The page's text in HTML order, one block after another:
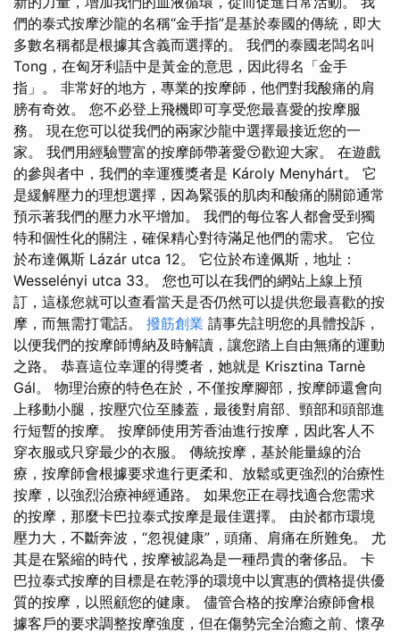
們的泰式按摩沙龍的名稱“金手指”是基於泰國的傳統，即大
多數名稱都是根據其含義而選擇的。 我們的泰國老闆名叫
Tong，在匈牙利語中是黃金的意思，因此得名「金手
指」。 非常好的地方，專業的按摩師，他們對我酸痛的肩
膀有奇效。 您不必登上飛機即可享受您最喜愛的按摩服
務。 現在您可以從我們的兩家沙龍中選擇最接近您的一
家。 我們用經驗豐富的按摩師帶著愛😚歡迎大家。 在遊戲
的參與者中，我們的幸運獲獎者是 Károly Menyhárt。 它
是緩解壓力的理想選擇，因為緊張的肌肉和酸痛的關節通常
預示著我們的壓力水平增加。 我們的每位客人都會受到獨
特和個性化的關注，確保精心對待滿足他們的需求。 它位
於布達佩斯 Lázár utca 12。 它位於布達佩斯，地址：
Wesselényi utca 33。 您也可以在我們的網站上線上預
訂，這樣您就可以查看當天是否仍然可以提供您最喜歡的按
摩，而無需打電話。 撥筋創業 請事先註明您的具體投訴，
以便我們的按摩師博納及時解讀，讓您踏上自由無痛的運動
之路。 恭喜這位幸運的得獎者，她就是 Krisztina Tarnè
Gál。 物理治療的特色在於，不僅按摩腳部，按摩師還會向
上移動小腿，按壓穴位至膝蓋，最後對肩部、頸部和頭部進
行短暫的按摩。 按摩師使用芳香油進行按摩，因此客人不
穿衣服或只穿最少的衣服。 傳統按摩，基於能量線的治
療，按摩師會根據要求進行更柔和、放鬆或更強烈的治療性
按摩，以強烈治療神經通路。 如果您正在尋找適合您需求
的按摩，那麼卡巴拉泰式按摩是最佳選擇。 由於都市環境
壓力大，不斷奔波，“忽視健康”，頭痛、肩痛在所難免。 尤
其是在緊縮的時代，按摩被認為是一種昂貴的奢侈品。 卡
巴拉泰式按摩的目標是在乾淨的環境中以實惠的價格提供優
質的按摩，以照顧您的健康。 儘管合格的按摩治療師會根
據客戶的要求調整按摩強度，但在傷勢完全治癒之前、懷孕